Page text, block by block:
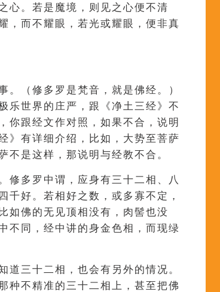
心。若是魔境，则见之心便不清
，而不耀眼，若光或耀眼，便非真
。（修多罗是梵音，就是佛经。）
乐世界的庄严，跟《净土三经》不
你跟经文作对照，如果不合，说明
》有详细介绍，比如，大势至菩萨
不是这样，那说明与经教不合。
修多罗中谓，应身有三十二相、八
千好。若相好之数，或多寡不定，
如佛的无见顶相没有，肉髻也没
不同，经中讲的身金色相，而现绿
道三十二相，也会有另外的情况。
种不精准的三十二相上，甚至把佛